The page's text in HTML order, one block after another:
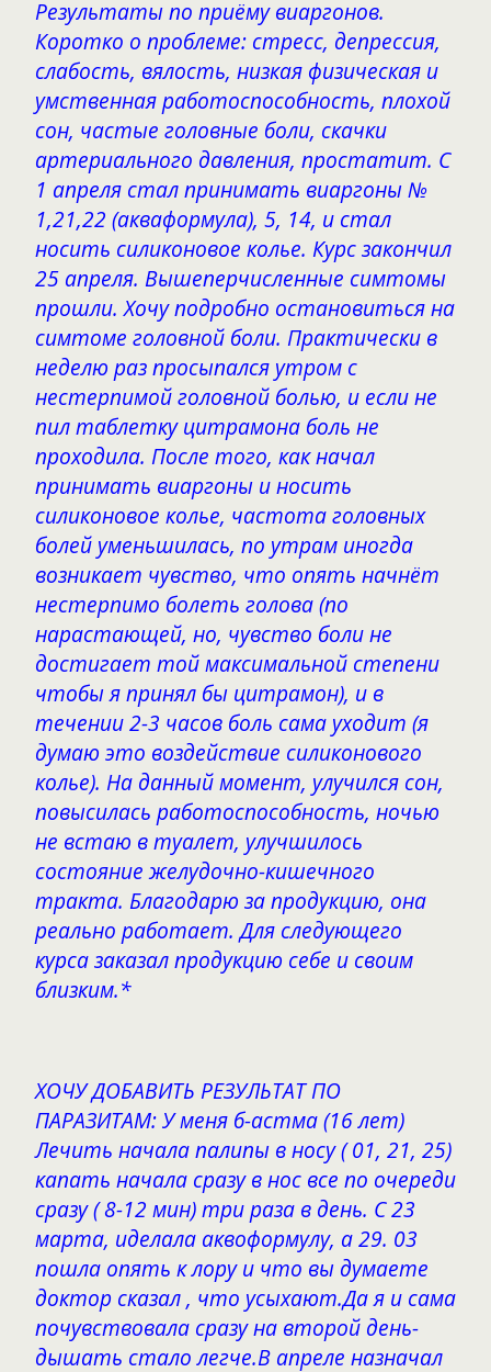
Результаты по приёму виаргонов.
Коротко о проблеме: стресс, депрессия,
слабость, вялость, низкая физическая и
умственная работоспособность, плохой
сон, частые головные боли, скачки
артериального давления, простатит. С
1 апреля стал принимать виаргоны №
1,21,22 (акваформула), 5, 14, и стал
носить силиконовое колье. Курс закончил
25 апреля. Вышеперчисленные симтомы
прошли. Хочу подробно остановиться на
симтоме головной боли. Практически в
неделю раз просыпался утром с
нестерпимой головной болью, и если не
пил таблетку цитрамона боль не
проходила. После того, как начал
принимать виаргоны и носить
силиконовое колье, частота головных
болей уменьшилась, по утрам иногда
возникает чувство, что опять начнёт
нестерпимо болеть голова (по
нарастающей, но, чувство боли не
достигает той максимальной степени
чтобы я принял бы цитрамон), и в
течении 2-3 часов боль сама уходит (я
думаю это воздействие силиконового
колье). На данный момент, улучился сон,
повысилась работоспособность, ночью
не встаю в туалет, улучшилось
состояние желудочно-кишечного
тракта. Благодарю за продукцию, она
реально работает. Для следующего
курса заказал продукцию себе и своим
близким.*
ХОЧУ ДОБАВИТЬ РЕЗУЛЬТАТ ПО
ПАРАЗИТАМ: У меня б-астма (16 лет)
Лечить начала палипы в носу ( 01, 21, 25)
капать начала сразу в нос все по очереди
сразу ( 8-12 мин) три раза в день. С 23
марта, иделала аквоформулу, а 29. 03
пошла опять к лору и что вы думаете
доктор сказал , что усыхают.Да я и сама
почувствовала сразу на второй день-
дышать стало легче.В апреле назначал